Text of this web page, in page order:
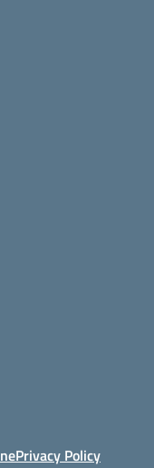
Privacy Policy